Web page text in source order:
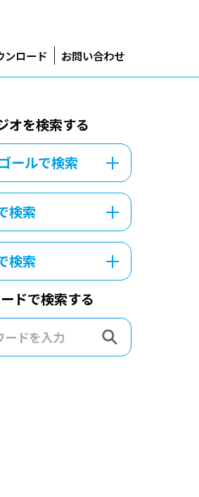
ンロード お問い合わせ
オを検索する
ールで検索
検索
検索
ドで検索する